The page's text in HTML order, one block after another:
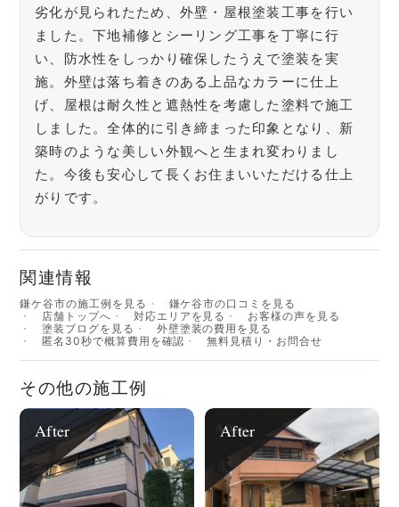
劣化が見られたため、外壁・屋根塗装工事を行い
ました。下地補修とシーリング工事を丁寧に行
い、防水性をしっかり確保したうえで塗装を実
施。外壁は落ち着きのある上品なカラーに仕上
げ、屋根は耐久性と遮熱性を考慮した塗料で施工
しました。全体的に引き締まった印象となり、新
築時のような美しい外観へと生まれ変わりまし
た。今後も安心して長くお住まいいただける仕上
がりです。
関連情報
鎌ケ谷市の施工例を見る
鎌ケ谷市の口コミを見る
店舗トップへ
対応エリアを見る
お客様の声を見る
塗装ブログを見る
外壁塗装の費用を見る
匿名30秒で概算費用を確認
無料見積り・お問合せ
その他の施工例
After After